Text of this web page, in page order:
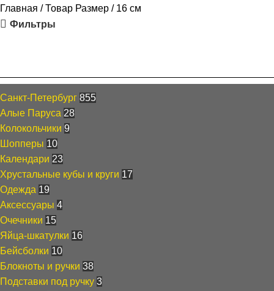
Главная Товар Размер
16 см
Фильтры
Санкт-Петербург 855
Алые Паруса 28
Колокольчики 9
Шопперы 10
Календари 23
Хрустальные кубы и круги 17
Одежда 19
Аксессуары 4
Очечники 15
Яйца-шкатулки 16
Бейсболки 10
Блокноты и ручки 38
Подставки под ручку 3